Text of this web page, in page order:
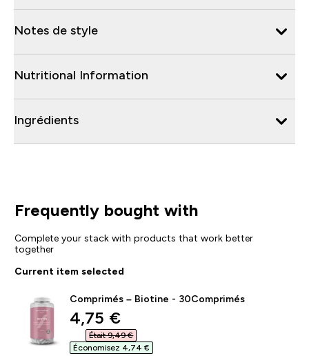
Notes de style
Nutritional Information
Ingrédients
Frequently bought with
Complete your stack with products that work better
together
Current item selected
Comprimés – Biotine - 30Comprimés
discounted price
4,75 €‎
Était 9,49 €‎
Économisez 4,74 €‎